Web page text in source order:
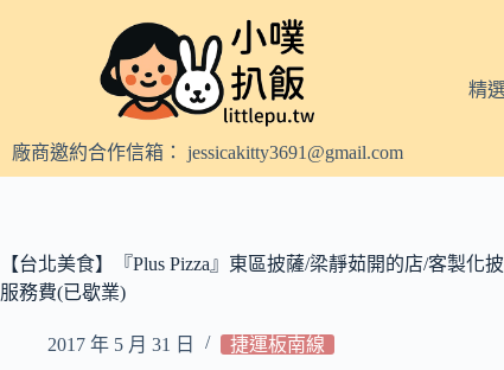
容廠商邀約合作信箱： jessicakitty3691@gmail.com
精
【台北美食】『Plus Pizza』東區披薩/梁靜茹開的店/客製
服務費(已歇業)
2017 年 5 月 31 日 捷運板南線